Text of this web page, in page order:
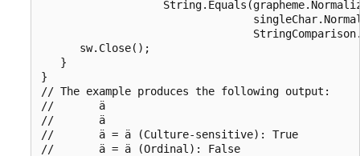
      sw.Close();
   }
}
// The example produces the following output:
//       ä
//       ä
//       ä = ä (Culture-sensitive): True
//       ä = ä (Ordinal): False